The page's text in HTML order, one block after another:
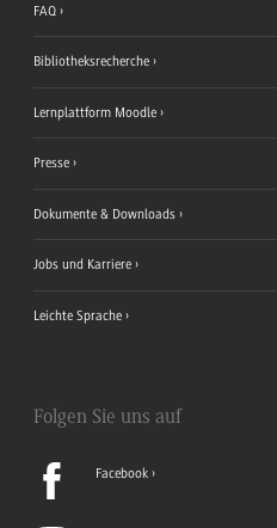
FAQ
Bibliotheksrecherche
Lernplattform Moodle
Presse
Dokumente & Downloads
Jobs und Karriere
Leichte Sprache
Folgen Sie uns auf
Facebook